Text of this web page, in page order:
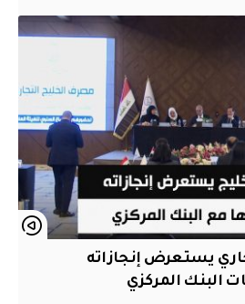
يستعرض إنجازاته
البنك المركزي